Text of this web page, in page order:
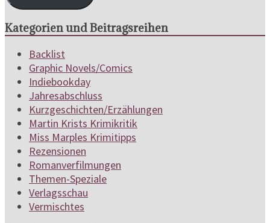
Kategorien und Beitragsreihen
Backlist
Graphic Novels/Comics
Indiebookday
Jahresabschluss
Kurzgeschichten/Erzählungen
Martin Krists Krimikritik
Miss Marples Krimitipps
Rezensionen
Romanverfilmungen
Themen-Speziale
Verlagsschau
Vermischtes